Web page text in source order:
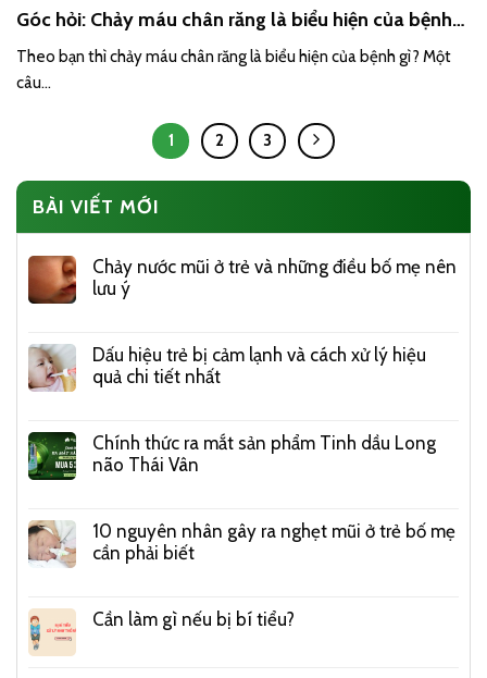
Góc hỏi: Chảy máu chân răng là biểu hiện của bệnh
gì?
Theo bạn thì chảy máu chân răng là biểu hiện của bệnh gì? Một
câu...
1 2 3
BÀI VIẾT MỚI
Chảy nước mũi ở trẻ và những điều bố mẹ nên
lưu ý
Dấu hiệu trẻ bị cảm lạnh và cách xử lý hiệu
quả chi tiết nhất
Chính thức ra mắt sản phẩm Tinh dầu Long
não Thái Vân
10 nguyên nhân gây ra nghẹt mũi ở trẻ bố mẹ
cần phải biết
Cần làm gì nếu bị bí tiểu?